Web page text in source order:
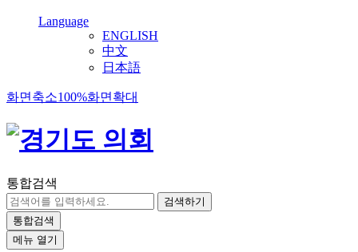
Language
ENGLISH
中文
日本語
화면축소100%화면확대
통합검색
검색하기
통합검색
메뉴 열기